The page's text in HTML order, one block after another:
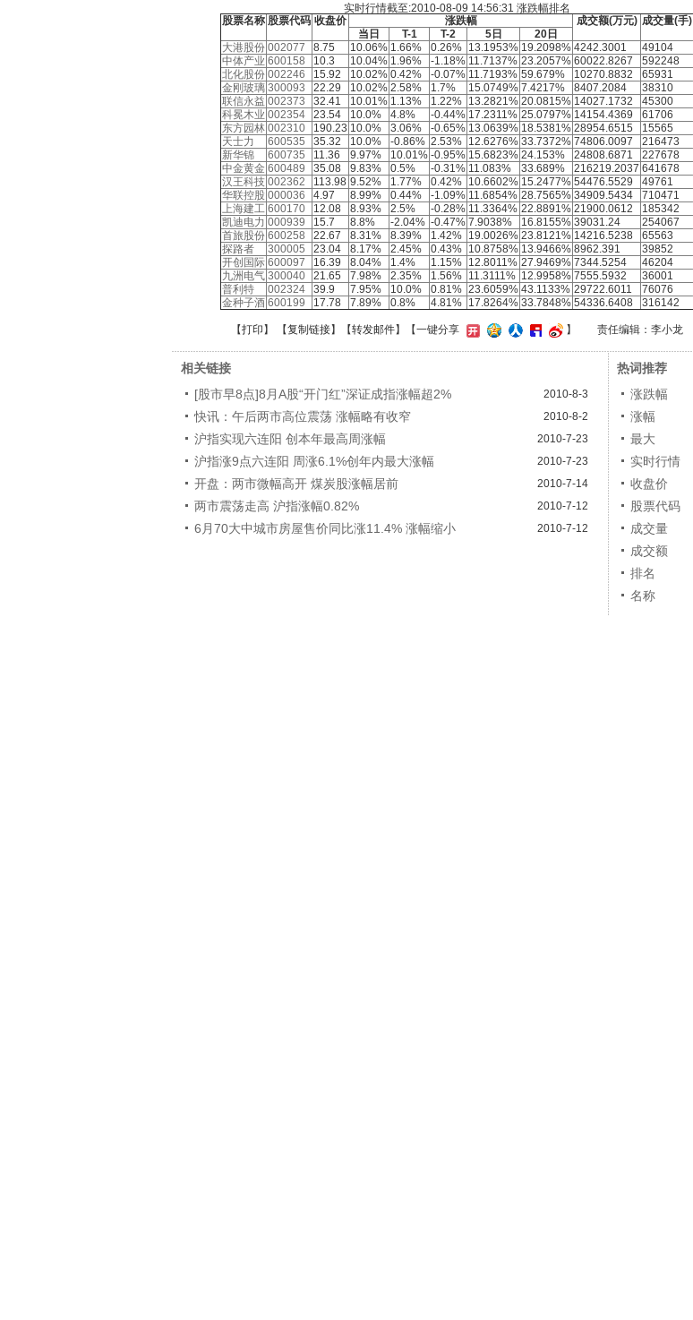
实时行情截至:2010-08-09 14:56:31 涨跌幅排名
股票名称 股票代码 收盘价 涨跌幅 成交额(万元) 成交量(手)
当日
T-1 T-2 5日
20日
大港股份 002077 8.75 10.06% 1.66% 0.26% 13.1953% 19.2098% 4242.3001
49104
中体产业 600158 10.3 10.04% 1.96% -1.18% 11.7137% 23.2057% 60022.8267
592248
北化股份 002246 15.92 10.02% 0.42% -0.07% 11.7193% 59.679% 10270.8832
65931
金刚玻璃 300093 22.29 10.02% 2.58% 1.7% 15.0749% 7.4217% 8407.2084
38310
联信永益 002373 32.41 10.01% 1.13% 1.22% 13.2821% 20.0815% 14027.1732
45300
科冕木业 002354 23.54 10.0% 4.8% -0.44% 17.2311% 25.0797% 14154.4369
61706
东方园林 002310 190.23 10.0% 3.06% -0.65% 13.0639% 18.5381% 28954.6515
15565
天士力
600535 35.32 10.0% -0.86% 2.53% 12.6276% 33.7372% 74806.0097
216473
新华锦
600735 11.36 9.97% 10.01% -0.95% 15.6823% 24.153% 24808.6871
227678
中金黄金 600489 35.08 9.83% 0.5% -0.31% 11.083% 33.689% 216219.2037 641678
汉王科技 002362 113.98 9.52% 1.77% 0.42% 10.6602% 15.2477% 54476.5529
49761
华联控股 000036 4.97 8.99% 0.44% -1.09% 11.6854% 28.7565% 34909.5434
710471
上海建工 600170 12.08 8.93% 2.5% -0.28% 11.3364% 22.8891% 21900.0612
185342
凯迪电力 000939 15.7 8.8% -2.04% -0.47% 7.9038% 16.8155% 39031.24
254067
首旅股份 600258 22.67 8.31% 8.39% 1.42% 19.0026% 23.8121% 14216.5238
65563
探路者
300005 23.04 8.17% 2.45% 0.43% 10.8758% 13.9466% 8962.391
39852
开创国际 600097 16.39 8.04% 1.4% 1.15% 12.8011% 27.9469% 7344.5254
46204
九洲电气 300040 21.65 7.98% 2.35% 1.56% 11.3111% 12.9958% 7555.5932
36001
普利特
002324 39.9 7.95% 10.0% 0.81% 23.6059% 43.1133% 29722.6011
76076
金种子酒 600199 17.78 7.89% 0.8% 4.81% 17.8264% 33.7848% 54336.6408 316142
【打印 】 【复制链接】【转发邮件】 【一键分享 】 责任编辑：李小龙
相关链接
[股市早8点]8月A股“开门红”深证成指涨幅超2%
2010-8-3
快讯：午后两市高位震荡 涨幅略有收窄 2010-8-2
沪指实现六连阳 创本年最高周涨幅 2010-7-23
沪指涨9点六连阳 周涨6.1%创年内最大涨幅 2010-7-23
开盘：两市微幅高开 煤炭股涨幅居前 2010-7-14
两市震荡走高 沪指涨幅0.82% 2010-7-12
6月70大中城市房屋售价同比涨11.4% 涨幅缩小 2010-7-12
热词推荐
涨跌幅
涨幅
最大
实时行情
收盘价
股票代码
成交量
成交额
排名
名称